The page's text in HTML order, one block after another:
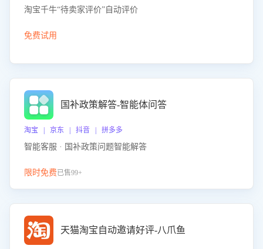
淘宝千牛“待卖家评价”自动评价
免费试用
国补政策解答-智能体问答
淘宝 | 京东 | 抖音 | 拼多多
智能客服 · 国补政策问题智能解答
限时免费已售99+
天猫淘宝自动邀请好评-八爪鱼